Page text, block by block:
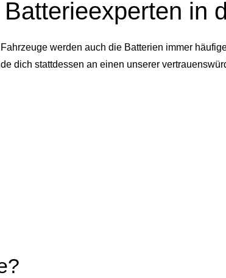
in
werden auch die Batterien immer
dich stattdessen an einen unserer